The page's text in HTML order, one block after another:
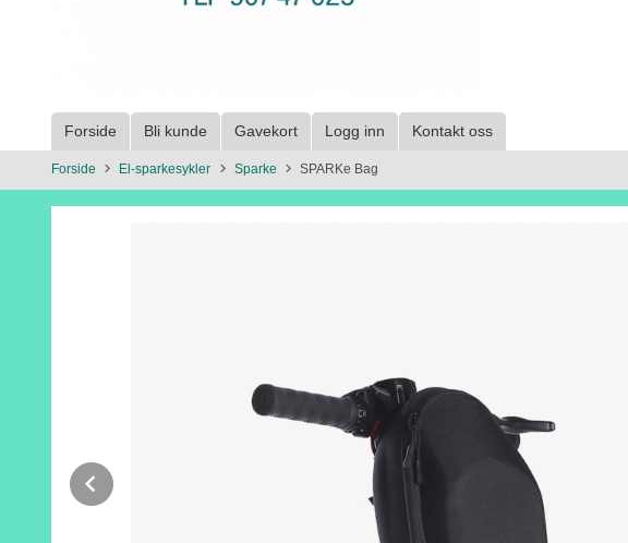
Forside Bli kunde Gavekort Logg inn Kontakt oss
Forside El-sparkesykler Sparke SPARKe Bag